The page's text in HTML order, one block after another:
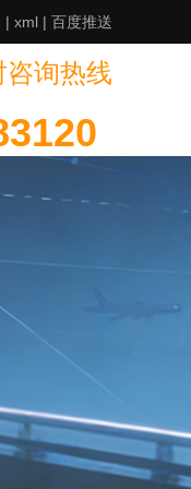
| xml | 百度推送
咨询热线